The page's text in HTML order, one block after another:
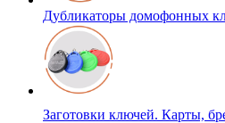
Дубликаторы домофонных
Заготовки ключей. Карты,